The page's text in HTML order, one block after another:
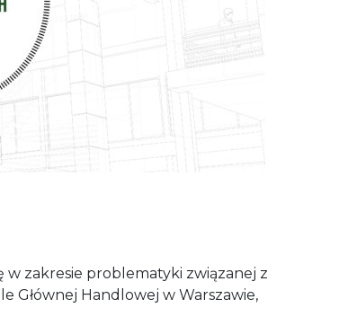
w zakresie problematyki związanej z
Głównej Handlowej w Warszawie,